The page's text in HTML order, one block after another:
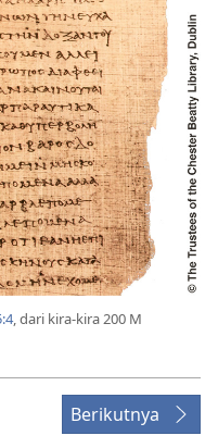
, dari kira-kira 200 M
Berikutnya